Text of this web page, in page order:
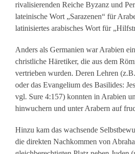
rivalisierenden Reiche Byzanz und
lateinische Wort „Sarazenen“ für
latinisiertes arabisches Wort für
Anders als Germanien war Arabien
christliche Häretiker, die aus dem
vertrieben wurden. Deren Lehren
oder das Evangelium des Basilides:
vgl. Sure 4:157) konnten in Arabien
hinwuchern und unter Arabern auf
Hinzu kam das wachsende
die direkten Nachkommen von